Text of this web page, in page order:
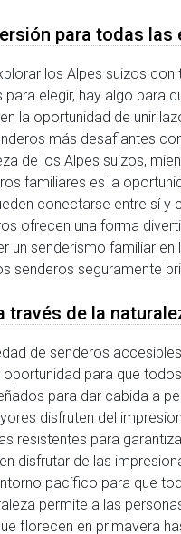
para todas las
los Alpes suizos
elegir, hay algo para
la oportunidad de unir
más desafiantes
de los Alpes suizos,
familiares es la
conectarse entre sí
ofrecen una forma
un senderismo familiar
senderos seguramente
través de la
de senderos
para que
para dar cabida a
disfruten del
resistentes para
disfrutar de las
pacífico para que
permite a las
florecen en primavera